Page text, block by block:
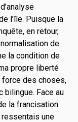
l’île. Puisque la
en retour,
de
la condition de
propre liberté
force des choses,
bilingue. Face au
la francisation
ressentais une